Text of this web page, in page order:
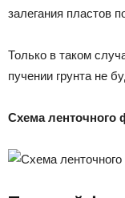
залегания пластов
Только в таком
пучении грунта не
Схема ленточного